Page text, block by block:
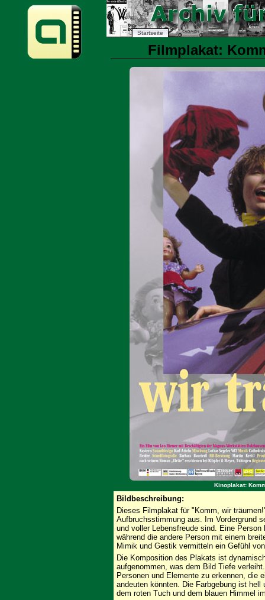
Startseite
Filmplakat:
Kinoplakat:
Bildbeschreibung:
Dieses Filmplakat für "Komm, wir
Aufbruchsstimmung aus. Im Vordergrund
und voller Lebensfreude sind. Eine
während die andere Person mit einem
Mimik und Gestik vermitteln ein Gefühl
Die Komposition des Plakats ist
aufgenommen, was dem Bild Tiefe
Personen und Elemente zu erkennen, die
andeuten könnten. Die Farbgebung ist
dem roten Tuch und dem blauen Himmel